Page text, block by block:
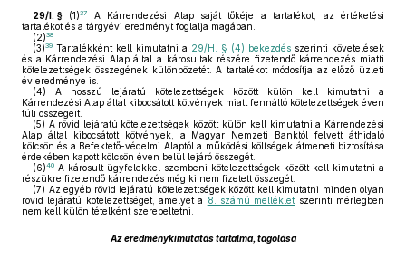
29/I. § (1)37
A Kárrendezési Alap saját tőkéje a tartalékot, az értékelési
tartalékot és a tárgyévi eredményt foglalja magában.
(2)38
(3)39 Tartalékként kell kimutatni a 29/H. § (4) bekezdés szerinti követelések
és a Kárrendezési Alap által a károsultak részére fizetendő kárrendezés miatti
kötelezettségek összegének különbözetét. A tartalékot módosítja az előző üzleti
év eredménye is.
(4) A hosszú lejáratú kötelezettségek között külön kell kimutatni a
Kárrendezési Alap által kibocsátott kötvények miatt fennálló kötelezettségek éven
túli összegeit.
(5) A rövid lejáratú kötelezettségek között külön kell kimutatni a Kárrendezési
Alap által kibocsátott kötvények, a Magyar Nemzeti Banktól felvett áthidaló
kölcsön és a Befektető-védelmi Alaptól a működési költségek átmeneti biztosítása
érdekében kapott kölcsön éven belül lejáró összegét.
(6)40 A károsult ügyfelekkel szembeni kötelezettségek között kell kimutatni a
részükre fizetendő kárrendezés még ki nem fizetett összegét.
(7) Az egyéb rövid lejáratú kötelezettségek között kell kimutatni minden olyan
rövid lejáratú kötelezettséget, amelyet a 8. számú melléklet szerinti mérlegben
nem kell külön tételként szerepeltetni.
Az eredménykimutatás tartalma, tagolása